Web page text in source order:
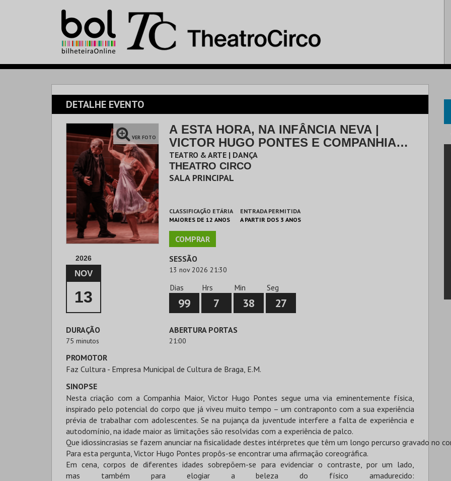
DETALHE EVENTO
VER FOTO
A ESTA HORA, NA INFÂNCIA NEVA |
VICTOR HUGO PONTES E COMPANHIA
MAIOR
TEATRO & ARTE | DANÇA
THEATRO CIRCO
SALA PRINCIPAL
CLASSIFICAÇÃO ETÁRIA
MAIORES DE 12 ANOS
ENTRADA PERMITIDA
A PARTIR DOS 3 ANOS
COMPRAR
2026
NOV
13
SESSÃO
13 nov 2026 21:30
Dias
99
Hrs
7
Min
38
Seg
26
DURAÇÃO
75 minutos
ABERTURA PORTAS
21:00
PROMOTOR
Faz Cultura - Empresa Municipal de Cultura de Braga, E.M.
SINOPSE
Nesta criação com a Companhia Maior, Victor Hugo Pontes segue uma via eminentemente física,
inspirado pelo potencial do corpo que já viveu muito tempo – um contraponto com a sua experiência
prévia de trabalhar com adolescentes. Se na pujança da juventude interfere a falta de experiência e
autodomínio, na idade maior as limitações são resolvidas com a experiência de palco.
Que idiossincrasias se fazem anunciar na fisicalidade destes intérpretes que têm um longo percurso gravado no
Para esta pergunta, Victor Hugo Pontes propôs-se encontrar uma afirmação coreográfica.
Em cena, corpos de diferentes idades sobrepõem-se para evidenciar o contraste, por um lado,
mas também para elogiar a beleza do físico amadurecido: